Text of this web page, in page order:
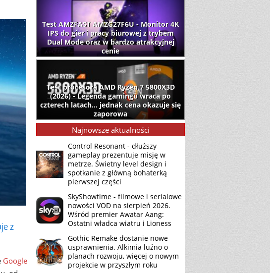
z
Google
Test AMZFAST AMZG27F6U - Monitor 4K
IPS do gier i pracy biurowej z trybem
Dual Mode oraz w bardzo atrakcyjnej
cenie
Test procesora AMD Ryzen 7 5800X3D
(2026) - Legenda gamingu wraca po
czterech latach... jednak cena okazuje się
zaporowa
Najnowsze aktualności
Control Resonant - dłuższy
gameplay prezentuje misję w
metrze. Świetny level design i
spotkanie z główną bohaterką
pierwszej części
SkyShowtime - filmowe i serialowe
nowości VOD na sierpień 2026.
Wśród premier Awatar Aang:
Ostatni władca wiatru i Lioness
Gothic Remake dostanie nowe
usprawnienia. Alkimia luźno o
planach rozwoju, więcej o nowym
projekcie w przyszłym roku